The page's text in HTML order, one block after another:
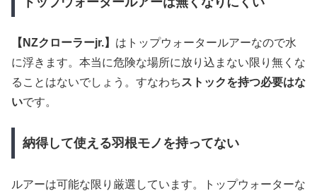
【NZクローラーjr.】 はトップウォータールアーなので水
に浮きます。本当に危険な場所に放り込まない限り無くな
ることはないでしょう。すなわち ストックを持つ必要はな
いです。
納得して使える羽根モノを持ってない
ルアーは可能な限り厳選しています。トップウォーターな